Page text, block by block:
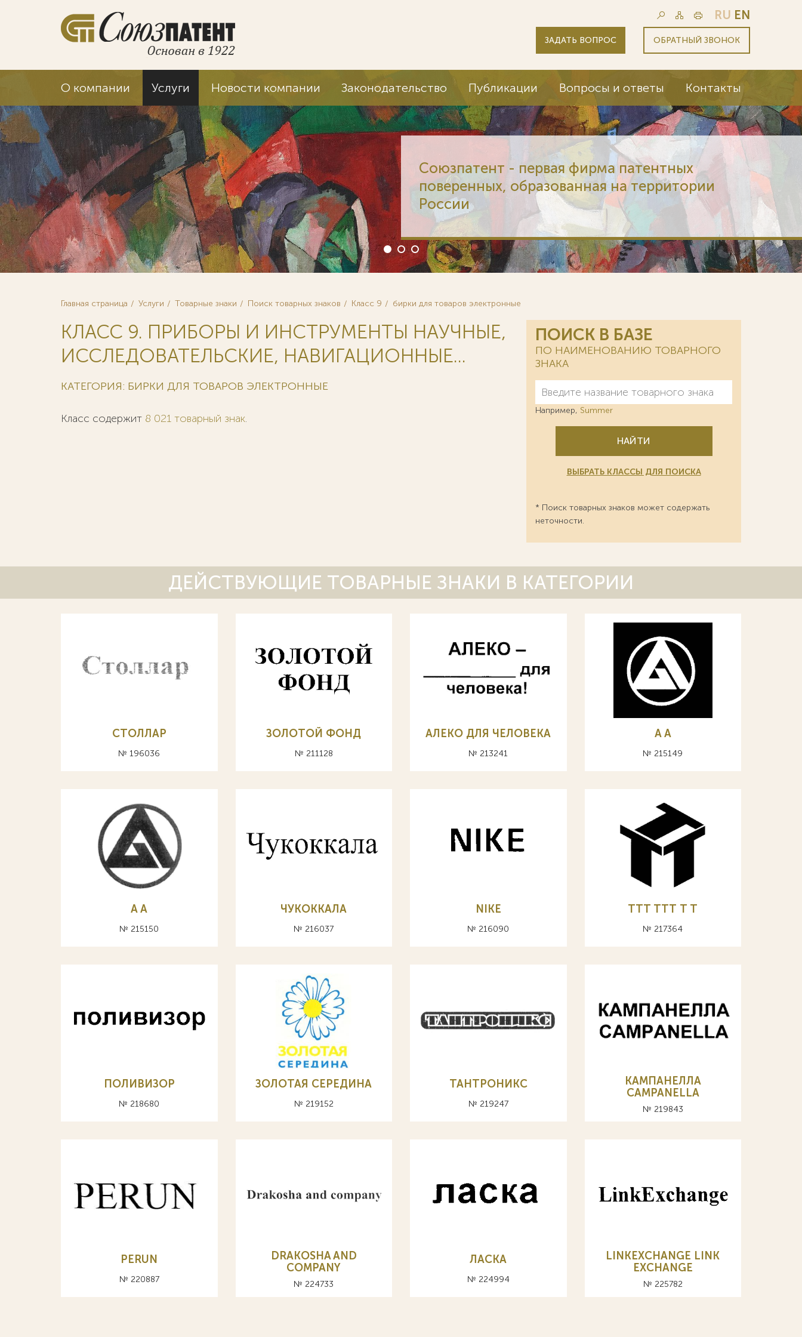
RU EN
ЗАДАТЬ ВОПРОС ОБРАТНЫЙ ЗВОНОК
О компании Услуги Новости компании Законодательство Публикации Вопросы и ответы Контакты
Главная страница Услуги Товарные знаки Поиск товарных знаков Класс 9 бирки для товаров электронные
КЛАСС 9. ПРИБОРЫ И ИНСТРУМЕНТЫ НАУЧНЫЕ,
ИССЛЕДОВАТЕЛЬСКИЕ, НАВИГАЦИОННЫЕ...
КАТЕГОРИЯ: БИРКИ ДЛЯ ТОВАРОВ ЭЛЕКТРОННЫЕ
Класс содержит 8 021 товарный знак.
ПОИСК В БАЗЕ
ПО НАИМЕНОВАНИЮ ТОВАРНОГО
ЗНАКА
Например, Summer
НАЙТИ
ВЫБРАТЬ КЛАССЫ ДЛЯ ПОИСКА
* Поиск товарных знаков может содержать
неточности.
ДЕЙСТВУЮЩИЕ ТОВАРНЫЕ ЗНАКИ В КАТЕГОРИИ
СТОЛЛАР
№ 196036
ЗОЛОТОЙ ФОНД
№ 211128
АЛЕКО ДЛЯ ЧЕЛОВЕКА
№ 213241
A А
№ 215149
A А
№ 215150
ЧУКОККАЛА
№ 216037
NIKE
№ 216090
TTT ТТТ T Т
№ 217364
ПОЛИВИЗОР
№ 218680
ЗОЛОТАЯ СЕРЕДИНА
№ 219152
ТАНТРОНИКС
№ 219247
КАМПАНЕЛЛА
CAMPANELLA
№ 219843
PERUN
№ 220887
DRAKOSHA AND
COMPANY
№ 224733
ЛАСКА
№ 224994
LINKEXCHANGE LINK
EXCHANGE
№ 225782